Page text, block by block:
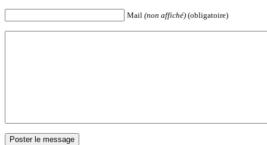
Mail (non affiché) (obligatoire)